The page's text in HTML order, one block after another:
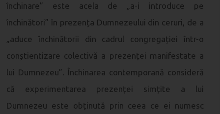
închinare” este acela de „a-i introduce pe
închinători” în prezența Dumnezeului din ceruri, de a
„aduce închinătorii din cadrul congregației într-o
conștientizare colectivă a prezenței manifestate a
lui Dumnezeu”. Închinarea contemporană consideră
că experimentarea prezenței simțite a lui
Dumnezeu este obținută prin ceea ce ei numesc